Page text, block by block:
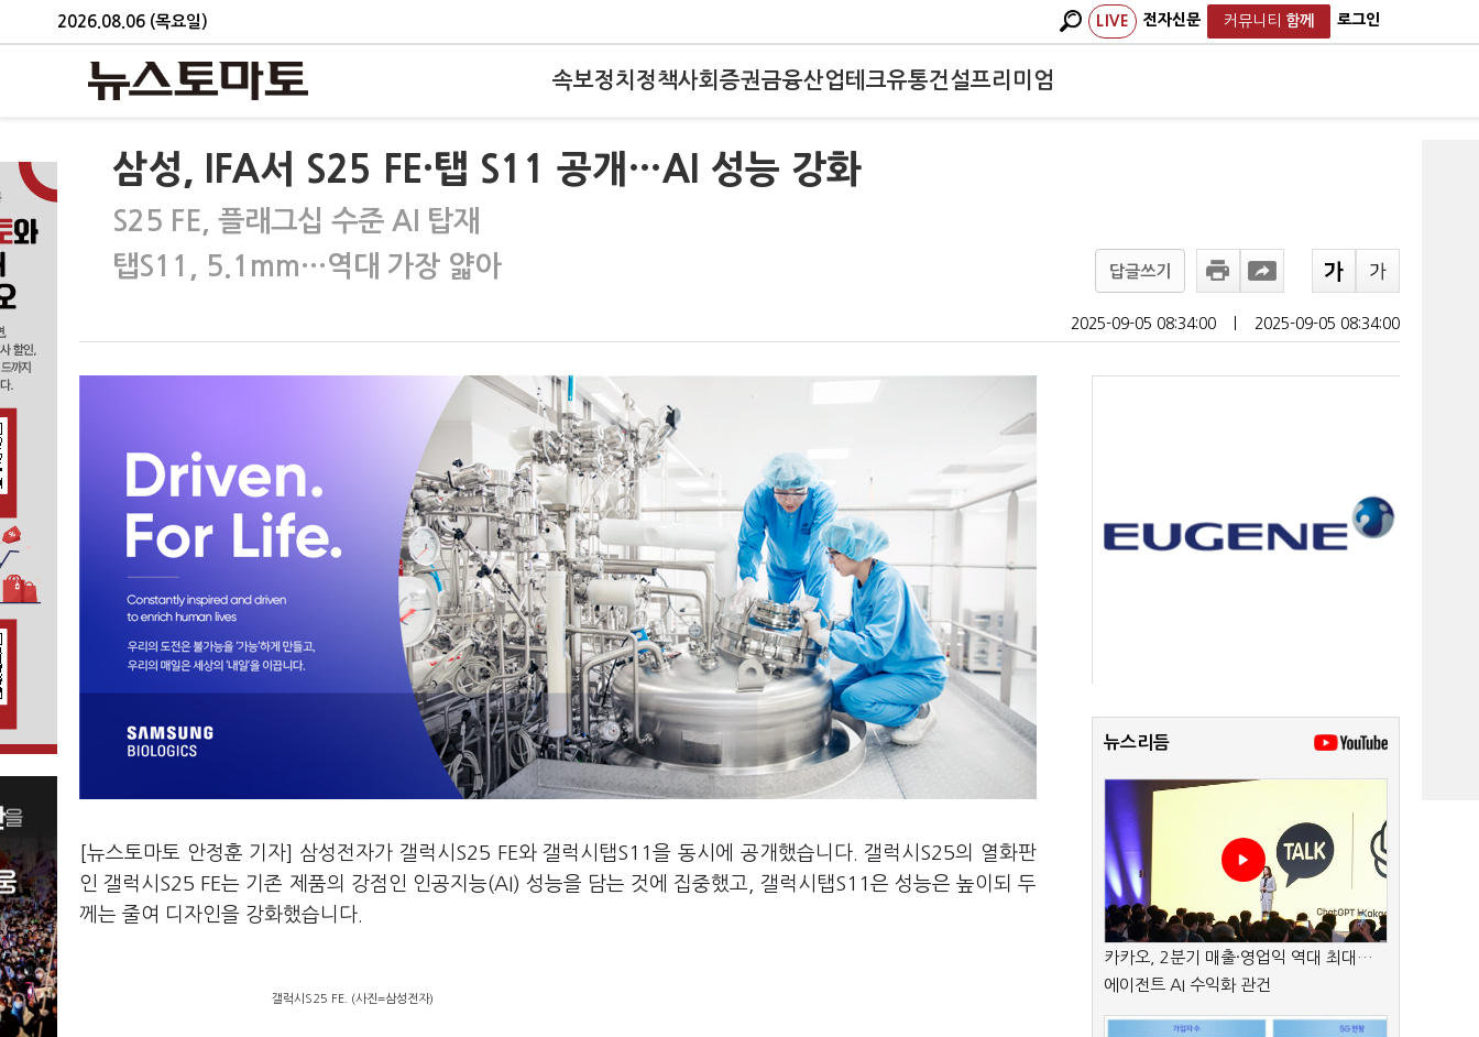
2026.08.06 (목요일) LIVE 전자신문 커뮤니티 함께 로그인
속보정치 정책사회 증권금융산업테크유통건설프리미엄
삼성, IFA서 S25 FE·탭 S11 공개…AI 성능 강화
S25 FE, 플래그십 수준 AI 탑재
탭S11, 5.1mm…역대 가장 얇아
답글쓰기
2025-09-05 08:34:00 2025-09-05 08:34:00
[뉴스토마토 안정훈 기자] 삼성전자가 갤럭시S25 FE와 갤럭시탭S11을 동시에 공개했습니다. 갤럭시S25의 열화판
인 갤럭시S25 FE는 기존 제품의 강점인 인공지능(AI) 성능을 담는 것에 집중했고, 갤럭시탭S11은 성능은 높이되 두
께는 줄여 디자인을 강화했습니다.
갤럭시S25 FE. (사진=삼성전자)
뉴스리듬
카카오, 2분기 매출·영업익 역대 최대…
에이전트 AI 수익화 관건